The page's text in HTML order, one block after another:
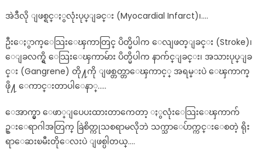
အဲဒီလို ျဖစ္ရင္ႏွလုံးပုပ္ျခင္း (Myocardial Infarct)၊….
ဦးေႏွာက္ေသြးေၾကာတြင္ ပိတ္မိပါက ေလျဖတ္ျခင္း (Stroke)၊
ေျခလက္ရွိ ေသြးေၾကာမ်ား ပိတ္မိပါက နာက်င္ျခင္း၊ အသားပုပ္ျခ
င္း (Gangrene) တို႔ကို ျဖစ္တတ္တာေၾကာင့္ အရမ္းပဲ ေၾကာက္
ဖို႔ ေကာင္းတာပါေနာ္…..
ေအာက္မွာ ေဖာ္ျပေပးထားတာကေတာ့ ႏွလုံးေသြးေၾကာက်
ဥ္းေရာဂါအတြက္ ခြဲစိတ္ကုသစရာမလိုဘဲ သက္သာေပ်ာက္ကင္းေစတဲ့ ရိုး
ရာေဆးၿမီးတိုေလးပဲ ျဖစ္ပါတယ္….